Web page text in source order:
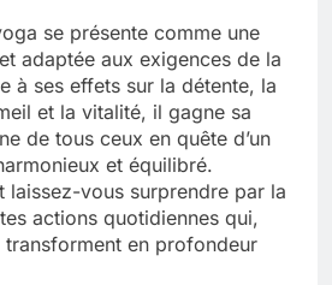
se présente comme une
adaptée aux exigences de la
à ses effets sur la détente, la
et la vitalité, il gagne sa
de tous ceux en quête d’un
et équilibré.
laissez-vous surprendre par la
actions quotidiennes qui,
en profondeur